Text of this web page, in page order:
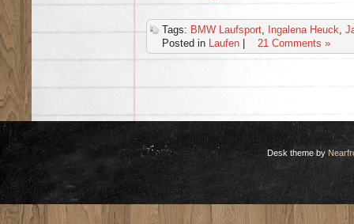
Tags: BMW Laufsport, Ingalena Heuck,
Posted in Laufen 21 Comments »
Desk theme by